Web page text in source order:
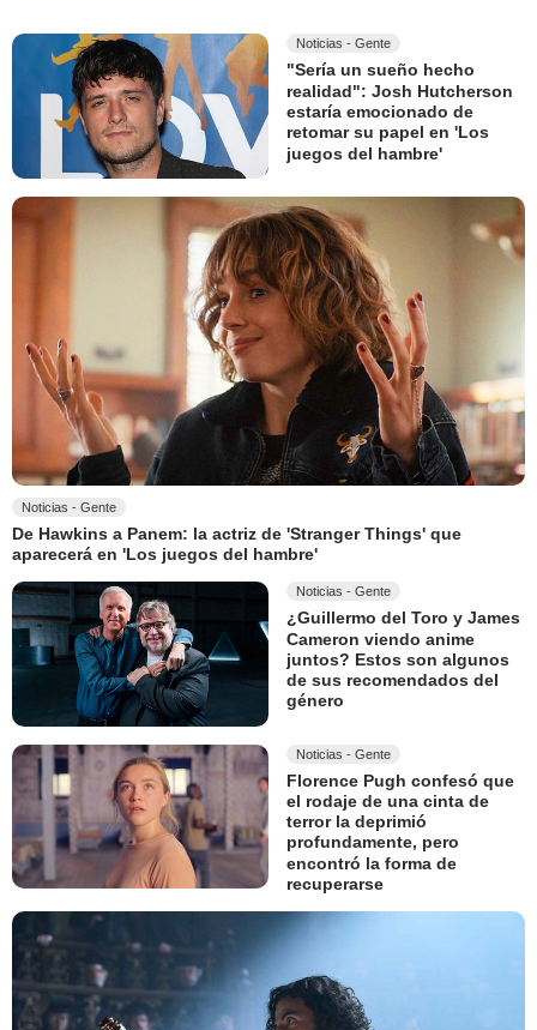
Noticias - Gente
"Sería un sueño hecho
realidad": Josh Hutcherson
estaría emocionado de
retomar su papel en 'Los
juegos del hambre'
Noticias - Gente
De Hawkins a Panem: la actriz de 'Stranger Things' que
aparecerá en 'Los juegos del hambre'
Noticias - Gente
¿Guillermo del Toro y James
Cameron viendo anime
juntos? Estos son algunos
de sus recomendados del
género
Noticias - Gente
Florence Pugh confesó que
el rodaje de una cinta de
terror la deprimió
profundamente, pero
encontró la forma de
recuperarse